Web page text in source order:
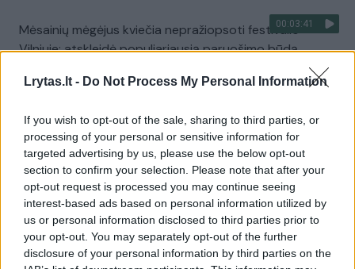
Lrytas.lt - Do Not Process My Personal Information
If you wish to opt-out of the sale, sharing to third parties, or
processing of your personal or sensitive information for
targeted advertising by us, please use the below opt-out
section to confirm your selection. Please note that after your
opt-out request is processed you may continue seeing
interest-based ads based on personal information utilized by
us or personal information disclosed to third parties prior to
your opt-out. You may separately opt-out of the further
disclosure of your personal information by third parties on the
00:03:41
Mėsainių mėgėjus kviečia nepražiopsoti festivalio
Vilniuje: atskleidė populiariausią paruošimo būdą
Žinios | Lietuvos diena
Visi įrašai
Žiūrimiausi įrašai
00:00:49
Pateikė daugiau detalių apie iš tėvų paimtus šešis